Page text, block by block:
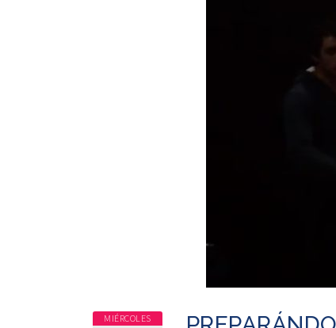
MIÉRCOLES